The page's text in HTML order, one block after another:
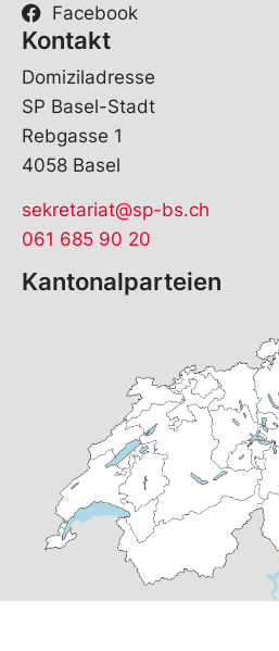
Facebook
Kontakt
Domiziladresse
SP Basel-Stadt
Rebgasse 1
4058 Basel
sekretariat@sp-bs.ch
061 685 90 20
Kantonalparteien